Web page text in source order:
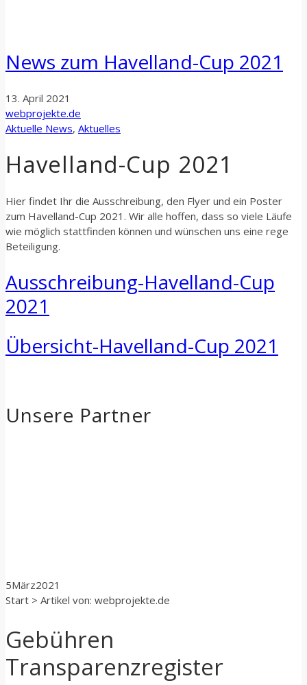
News zum Havelland-Cup 2021
13. April 2021
webprojekte.de
Aktuelle News, Aktuelles
Havelland-Cup 2021
Hier findet Ihr die Ausschreibung, den Flyer und ein Poster
zum Havelland-Cup 2021. Wir alle hoffen, dass so viele Läufe
wie möglich stattfinden können und wünschen uns eine rege
Beteiligung.
Ausschreibung-Havelland-Cup
2021
Übersicht-Havelland-Cup 2021
Unsere Partner
5März2021
Start > Artikel von: webprojekte.de
Gebühren
Transparenzregister